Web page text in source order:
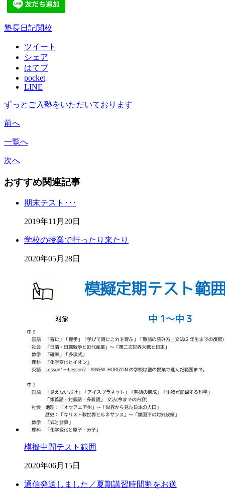
塾長日記関校
ツイート
シェア
はてブ
pocket
LINE
ずっとご入塾をいただいております
前へ
一覧へ
次へ
おすすめ関連記事
期末テスト･･･
2019年11月20日
学校の授業で行ったり来たり
2020年05月28日
模擬中間テスト範囲
2020年06月15日
通信発送しました／夏期講習時間割をお送